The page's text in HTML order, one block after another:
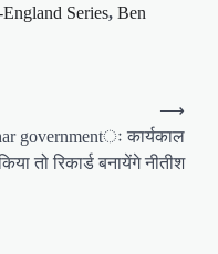
Series, Ben
governmentः कार्यकाल
तो रिकार्ड बनायेंगे नीतीश
⟶